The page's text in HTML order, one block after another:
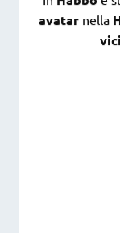
avatarnella